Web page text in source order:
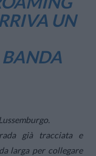
UN
BANDA
già tracciata e
larga per collegare